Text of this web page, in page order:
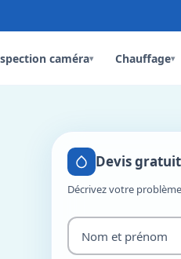
caméra▾ Chauffage▾
Devis
Décrivez votre